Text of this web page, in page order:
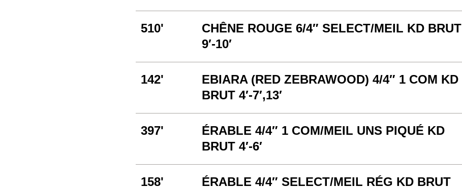
510'
CHÊNE ROUGE 6/4″ SELECT/MEIL KD BRUT
9′-10′
142'
EBIARA (RED ZEBRAWOOD) 4/4″ 1 COM KD
BRUT 4′-7′,13′
397'
ÉRABLE 4/4″ 1 COM/MEIL UNS PIQUÉ KD
BRUT 4′-6′
158'
ÉRABLE 4/4″ SELECT/MEIL RÉG KD BRUT